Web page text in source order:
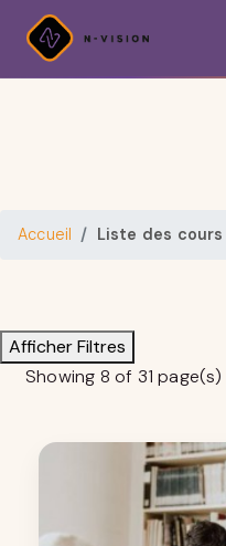
Accueil Liste des cours
Afficher Filtres
Showing 8 of 31 page(s)